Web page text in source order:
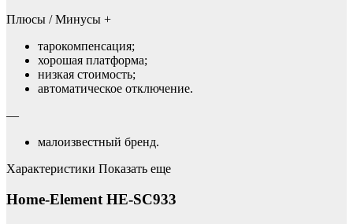
Плюсы / Минусы +
тарокомпенсация;
хорошая платформа;
низкая стоимость;
автоматическое отключение.
—
малоизвестный бренд.
Характеристики Показать еще
Home-Element HE-SC933